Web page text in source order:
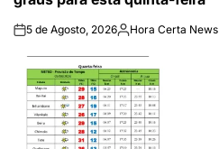
on5 de Agosto, 2026Publicado
Hora Certa News